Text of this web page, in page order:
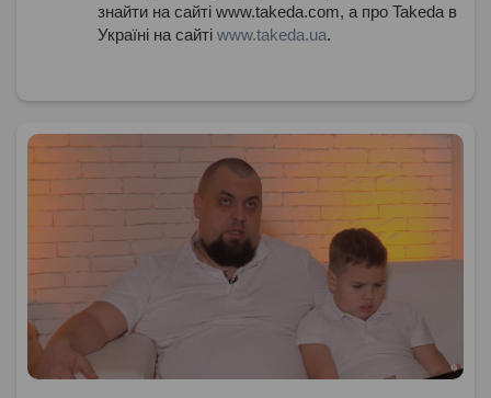
знайти на сайті www.takeda.com, а про Takeda в
Україні на сайтіwww.takeda.ua.